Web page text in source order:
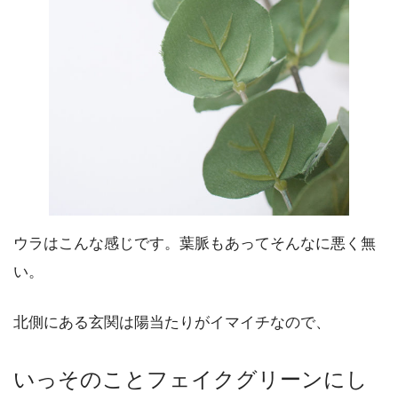
ウラはこんな感じです。葉脈もあってそんなに悪く無
い。
北側にある玄関は陽当たりがイマイチなので、
いっそのことフェイクグリーンにし